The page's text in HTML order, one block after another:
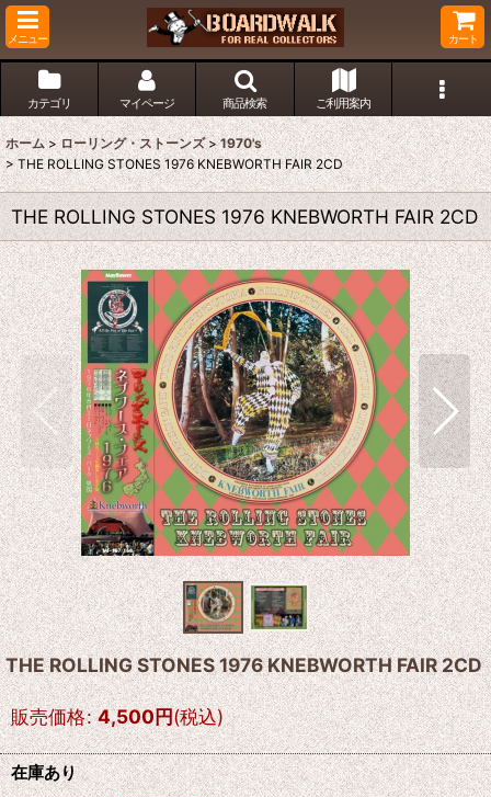
メニュー カート
カテゴリ マイページ 商品検索 ご利用案内
ホーム > ローリング・ストーンズ > 1970's
> THE ROLLING STONES 1976 KNEBWORTH FAIR 2CD
THE ROLLING STONES 1976 KNEBWORTH FAIR 2CD
THE ROLLING STONES 1976 KNEBWORTH FAIR 2CD
販売価格: 4,500円(税込)
在庫あり